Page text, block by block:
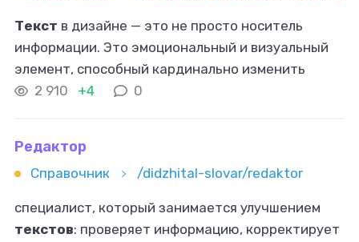
Текст в дизайне — это не просто носитель
информации. Это эмоциональный и визуальный
элемент, способный кардинально изменить
восприятие изображения. В Adobe Photoshop,
2 910 +4 0
Редактор
Справочник /didzhital-slovar/redaktor
специалист, который занимается улучшением
текстов: проверяет информацию, корректирует